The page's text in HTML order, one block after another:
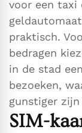
voor een taxi
praktisch.
bedragen
in de stad
bezoeken,
gunstiger
SIM-